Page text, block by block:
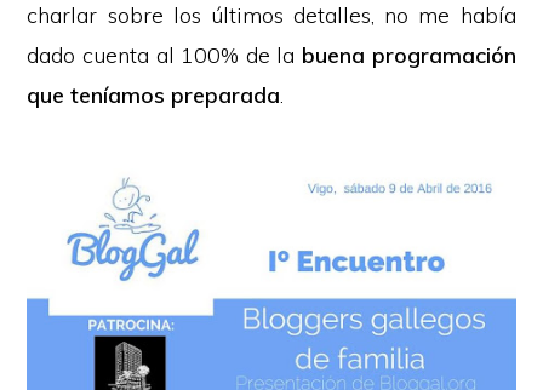
charlar sobre los últimos detalles, no me había
dado cuenta al 100% de la buena programación
que teníamos preparada.